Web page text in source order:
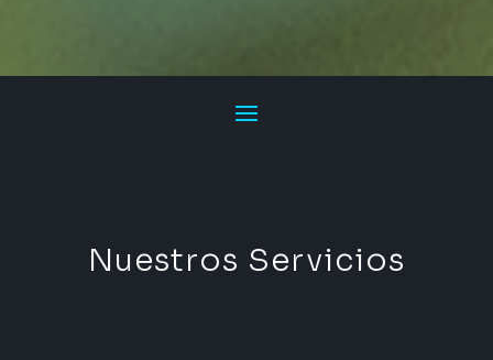
Nuestros Servicios